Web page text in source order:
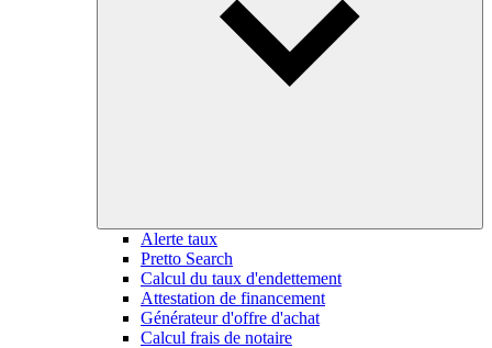
Alerte taux
Pretto Search
Calcul du taux d'endettement
Attestation de financement
Générateur d'offre d'achat
Calcul frais de notaire